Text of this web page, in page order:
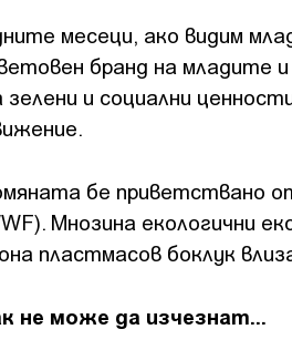
месеци, ако видим
бранд на
и социални
бе приветствано
Мнозина екологични
пластмасов боклук
не може да изчезнат...